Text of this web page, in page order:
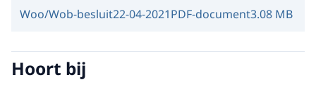
Woo/Wob-besluit22-04-2021PDF-document3.08 MB
Hoort bij